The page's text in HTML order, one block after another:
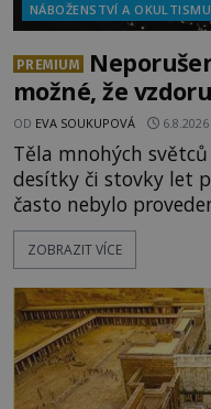
NÁBOŽENSTVÍ A
PREMIUM
možné, že
OD EVA SOUKUPOVÁ 6.8.2026
Těla mnohých
desítky či stovky let
často nebylo
pokusy o konzervaci.
považovány za
osobností ochraňují? Na hřbitově u kláštera
Milosrdných
ZOBRAZIT VÍCE